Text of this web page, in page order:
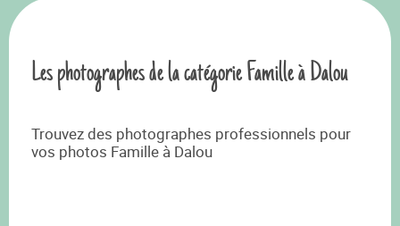
Les photographes de la catégorie Famille à Dalou
Trouvez des photographes professionnels pour
vos photos Famille à Dalou